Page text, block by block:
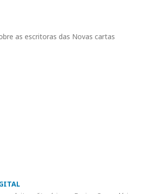
as escritoras das Novas cartas